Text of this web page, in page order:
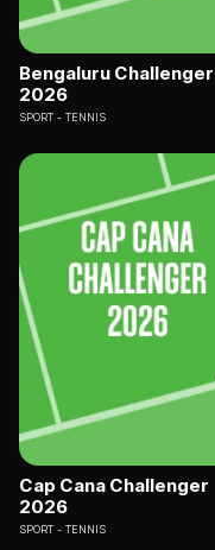
Bengaluru Challenger
2026
SPORT TENNIS
Cap Cana Challenger
2026
SPORT TENNIS